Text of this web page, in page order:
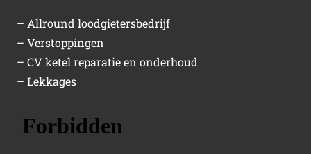
– Allround loodgietersbedrijf
– Verstoppingen
– CV ketel reparatie en onderhoud
– Lekkages